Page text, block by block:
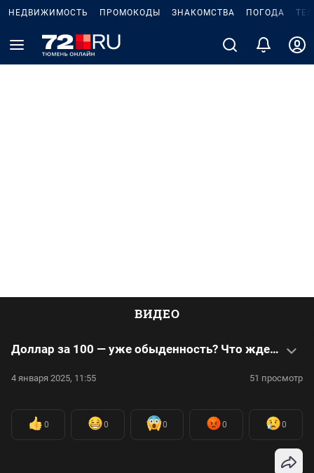
НЕДВИЖИМОСТЬ ПРОМОКОДЫ ЗНАКОМСТВА ПОГОДА
ВИДЕО
Доллар за 100 — уже обыденность? Что ждет рубль в 2025 году — прогнозы экспертов
4 января 2025, 11:55 51 просмотр
0 0 0 0 0